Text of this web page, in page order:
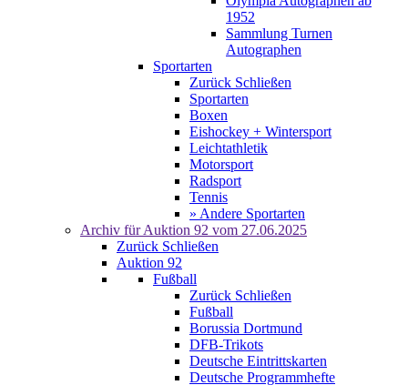
1952
Sammlung Turnen
Autographen
Sportarten
Zurück Schließen
Sportarten
Boxen
Eishockey + Wintersport
Leichtathletik
Motorsport
Radsport
Tennis
» Andere Sportarten
Archiv für Auktion 92 vom 27.06.2025
Zurück Schließen
Auktion 92
Fußball
Zurück Schließen
Fußball
Borussia Dortmund
DFB-Trikots
Deutsche Eintrittskarten
Deutsche Programmhefte